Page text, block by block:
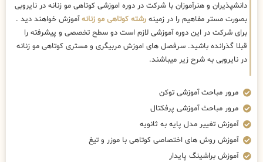
دانشپذیران و هنرآموزان با شرکت در دوره اموزشی کوتاهی مو زنانه در نایروبی
بصورت مستر مفاهیم را در زمینه رشته کوتاهی مو زنانهآموزش خواهند دید .
برای شرکت در این دوره آموزشی لازم است دو سطح تخصصی و پیشرفته را
قبلا گذرانده باشید. سرفصل های اموزش مربیگری و مستری کوتاهی مو زنانه
در نایروبی به شرح زیر میباشند.
مرور مباحث آموزشی توکن
مرور مباحث آموزشی پرفکتال
آموزش تغییر مدل پایه به ثانویه
آموزش روش های اختصاصی کوتاهی با موزر و تیغ
آموزش براشینگ پایدار